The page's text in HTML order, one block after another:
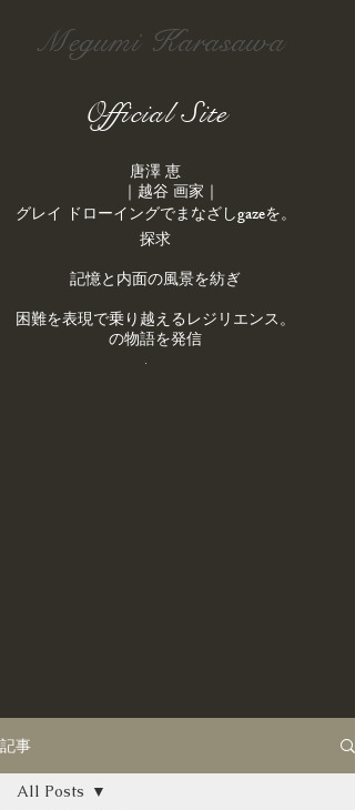
Megumi Karasawa
Official Site
唐澤 恵
｜越谷 画家｜
。​グレイ ドローイングでまなざし
gazeを
探求
記憶と内面の風景を紡ぎ
。困難を表現で乗り越えるレジリエンス
の物語を発信
.
記事
All Posts